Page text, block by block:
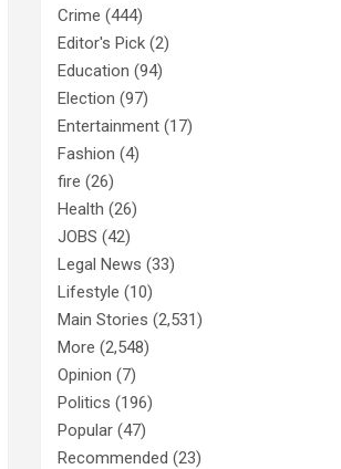
Crime (444)
Editor's Pick (2)
Education (94)
Election (97)
Entertainment (17)
Fashion (4)
fire (26)
Health (26)
JOBS (42)
Legal News (33)
Lifestyle (10)
Main Stories (2,531)
More (2,548)
Opinion (7)
Politics (196)
Popular (47)
Recommended (23)